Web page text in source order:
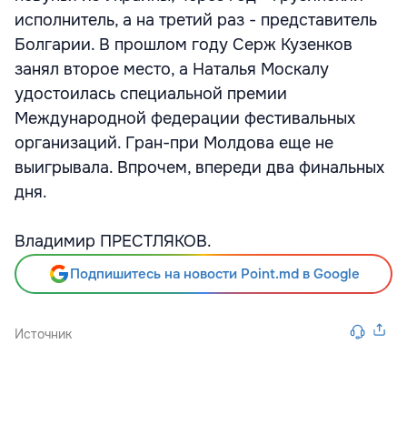
исполнитель, а на третий раз - представитель
Болгарии. В прошлом году Серж Кузенков
занял второе место, а Наталья Москалу
удостоилась специальной премии
Международной федерации фестивальных
организаций. Гран-при Молдова еще не
выигрывала. Впрочем, впереди два финальных
дня.
Владимир ПРЕСТЛЯКОВ.
Подпишитесь на новости Point.md в Google
Источник